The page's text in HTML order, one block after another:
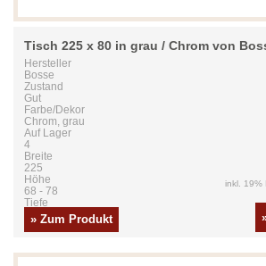
Tisch 225 x 80 in grau / Chrom von
Hersteller
Bosse
Zustand
Gut
Farbe/Dekor
Chrom, grau
Auf Lager
4
Breite
225
Höhe
68 - 78
Tiefe
» Zum Produkt
inkl. 19%